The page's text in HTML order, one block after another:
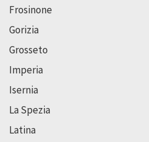
Frosinone
Gorizia
Grosseto
Imperia
Isernia
La Spezia
Latina